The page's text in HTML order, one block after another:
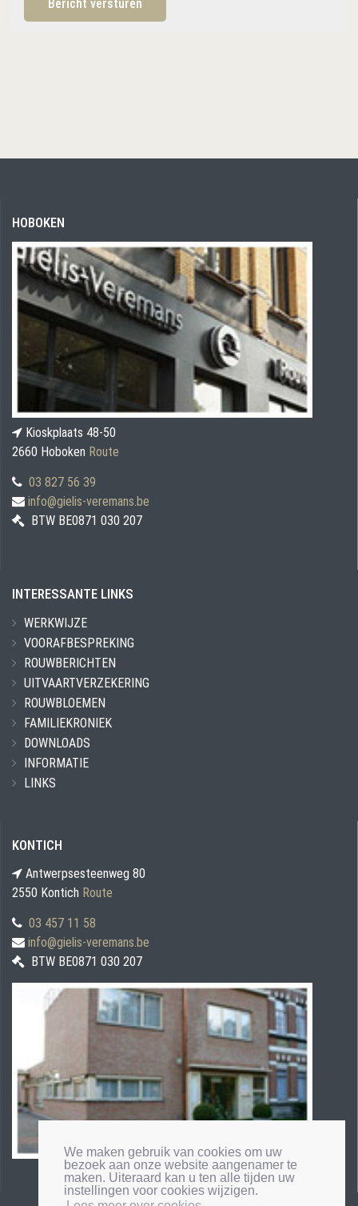
We maken gebruik van cookies om uw
bezoek aan onze website aangenamer te
maken. Uiteraard kan u ten alle tijden uw
instellingen voor cookies wijzigen.
HOBOKEN
Kioskplaats 48-50
2660 Hoboken Route
03 827 56 39
info@gielis-veremans.be
BTW BE0871 030 207
INTERESSANTE LINKS
WERKWIJZE
VOORAFBESPREKING
ROUWBERICHTEN
UITVAARTVERZEKERING
ROUWBLOEMEN
FAMILIEKRONIEK
DOWNLOADS
INFORMATIE
LINKS
KONTICH
Antwerpsesteenweg 80
2550 Kontich Route
03 457 11 58
info@gielis-veremans.be
BTW BE0871 030 207